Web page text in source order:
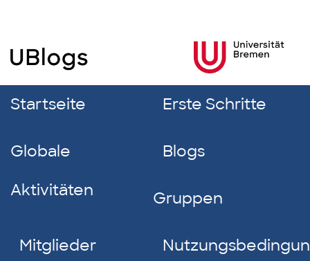
Startseite Erste Schritte
Globale
Aktivitäten
Blogs
Gruppen
Mitglieder